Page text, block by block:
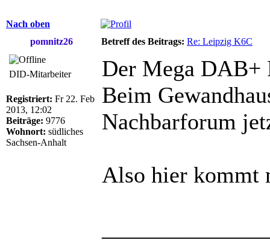
Nach oben
pomnitz26
Betreff des Beitrags: Re: Leipzig K6C
DID-Mitarbeiter
Registriert: Fr 22. Feb
2013, 12:02
Beiträge: 9776
Wohnort: südliches
Sachsen-Anhalt
Der Mega DAB+
Beim
Nachbarforum
Also hier kommt